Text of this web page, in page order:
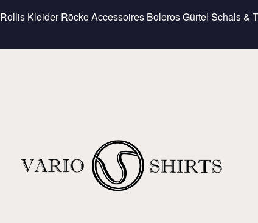
Rollis Kleider RöckeAccessoires BolerosGürtel Schals &